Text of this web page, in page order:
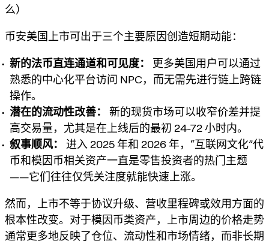
么）
币安美国上市可出于三个主要原因创造短期动能：
新的法币直连通道和可见度：
更多美国用户可以通过
熟悉的中心化平台访问 NPC，而无需先进行链上跨链
操作。
潜在的流动性改善：
新的现货市场可以收窄价差并提
高交易量，尤其是在上线后的最初 24-72 小时内。
叙事顺风：
进入 2025 年和 2026 年，“互联网文化”代
币和模因币相关资产一直是零售投资者的热门主题
——它们往往仅凭关注度就能快速上涨。
然而，上市不等于协议升级、营收里程碑或效用方面的
根本性改变。对于模因币类资产，上市周边的价格走势
通常更多地反映了仓位、流动性和市场情绪，而非长期